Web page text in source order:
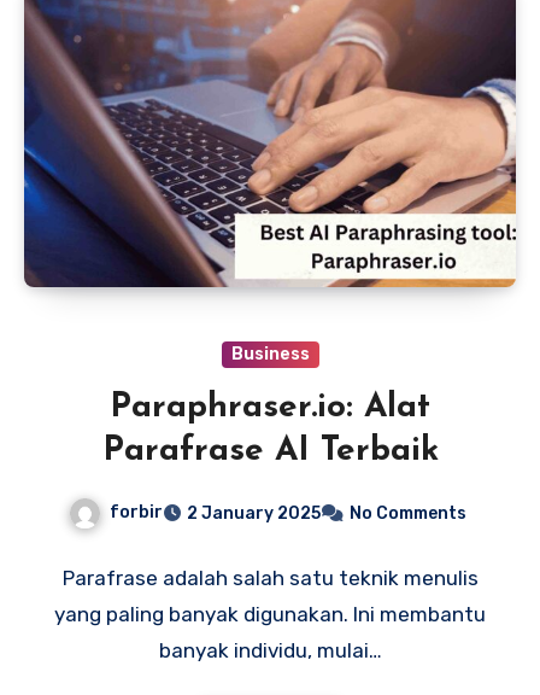
Business
Paraphraser.io: Alat
Parafrase AI Terbaik
forbir 2 January 2025 No Comments
Parafrase adalah salah satu teknik menulis
yang paling banyak digunakan. Ini membantu
banyak individu, mulai…